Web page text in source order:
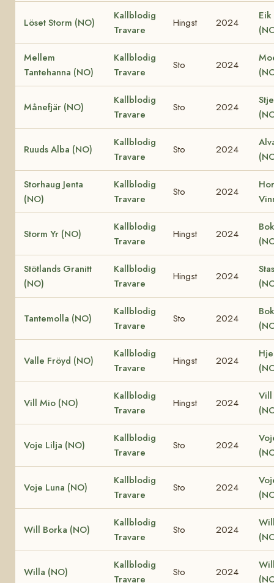
Löset Storm (NO)
Kallblodig
Travare
Hingst 2024
Mellem
Tantehanna (NO)
Kallblodig
Travare
Sto 2024
Månefjär (NO)
Kallblodig
Travare
Sto 2024
Ruuds Alba (NO)
Kallblodig
Travare
Sto 2024
Storhaug Jenta
(NO)
Kallblodig
Travare
Sto 2024
Storm Yr (NO)
Kallblodig
Travare
Hingst 2024
Stötlands Granitt
(NO)
Kallblodig
Travare
Hingst 2024
Tantemolla (NO)
Kallblodig
Travare
Sto 2024
Valle Fröyd (NO)
Kallblodig
Travare
Hingst 2024
Vill Mio (NO)
Kallblodig
Travare
Hingst 2024
Vill
Voje Lilja (NO)
Kallblodig
Travare
Sto 2024
Voje Luna (NO)
Kallblodig
Travare
Sto 2024
Will Borka (NO)
Kallblodig
Travare
Sto 2024
Willa (NO)
Kallblodig
Travare
Sto 2024